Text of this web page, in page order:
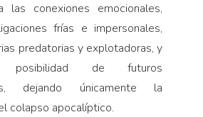
las conexiones emocionales,
frías e impersonales,
predatorias y explotadoras, y
posibilidad de futuros
dejando únicamente la
colapso apocalíptico.